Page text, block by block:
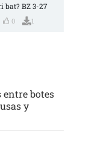
bat? BZ 3-27
0 1
entre botes
y